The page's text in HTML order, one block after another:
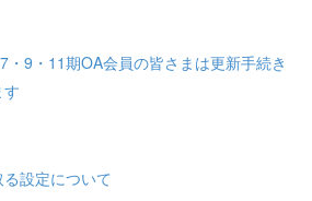
・9・11期OA会員の皆さまは更新手続き
る設定について